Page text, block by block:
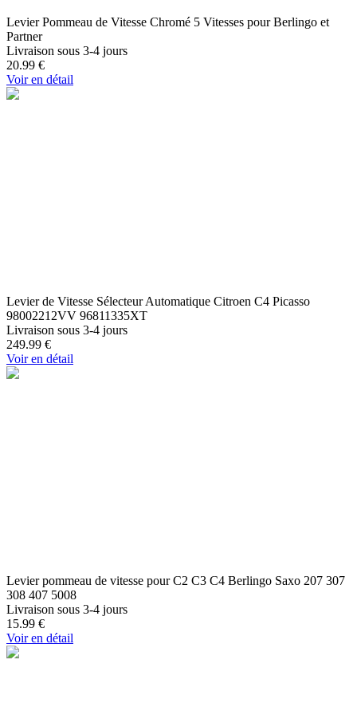
Levier Pommeau de Vitesse Chromé 5 Vitesses pour Berlingo et
Partner
Livraison sous 3-4 jours
20.99 €
Voir en détail
Levier de Vitesse Sélecteur Automatique Citroen C4 Picasso
98002212VV 96811335XT
Livraison sous 3-4 jours
249.99 €
Voir en détail
Levier pommeau de vitesse pour C2 C3 C4 Berlingo Saxo 207 307
308 407 5008
Livraison sous 3-4 jours
15.99 €
Voir en détail